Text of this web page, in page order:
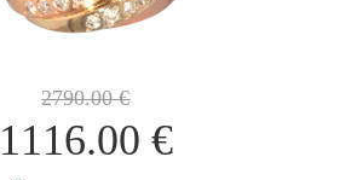
2790.00€
1116.00 €